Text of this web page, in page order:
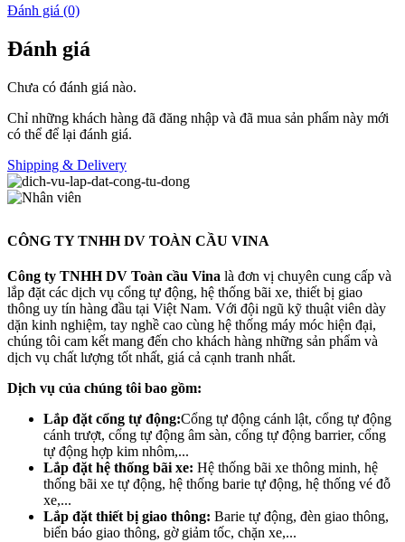
Đánh giá (0)
Đánh giá
Chưa có đánh giá nào.
Chỉ những khách hàng đã đăng nhập và đã mua sản phẩm này mới
có thể để lại đánh giá.
Shipping & Delivery
CÔNG TY TNHH DV TOÀN CẦU VINA
Công ty TNHH DV Toàn cầu Vina là đơn vị chuyên cung cấp và
lắp đặt các dịch vụ cổng tự động, hệ thống bãi xe, thiết bị giao
thông uy tín hàng đầu tại Việt Nam. Với đội ngũ kỹ thuật viên dày
dặn kinh nghiệm, tay nghề cao cùng hệ thống máy móc hiện đại,
chúng tôi cam kết mang đến cho khách hàng những sản phẩm và
dịch vụ chất lượng tốt nhất, giá cả cạnh tranh nhất.
Dịch vụ của chúng tôi bao gồm:
Lắp đặt cổng tự động:Cổng tự động cánh lật, cổng tự động
cánh trượt, cổng tự động âm sàn, cổng tự động barrier, cổng
tự động hợp kim nhôm,...
Lắp đặt hệ thống bãi xe: Hệ thống bãi xe thông minh, hệ
thống bãi xe tự động, hệ thống barie tự động, hệ thống vé đỗ
xe,...
Lắp đặt thiết bị giao thông: Barie tự động, đèn giao thông,
biển báo giao thông, gờ giảm tốc, chặn xe,...